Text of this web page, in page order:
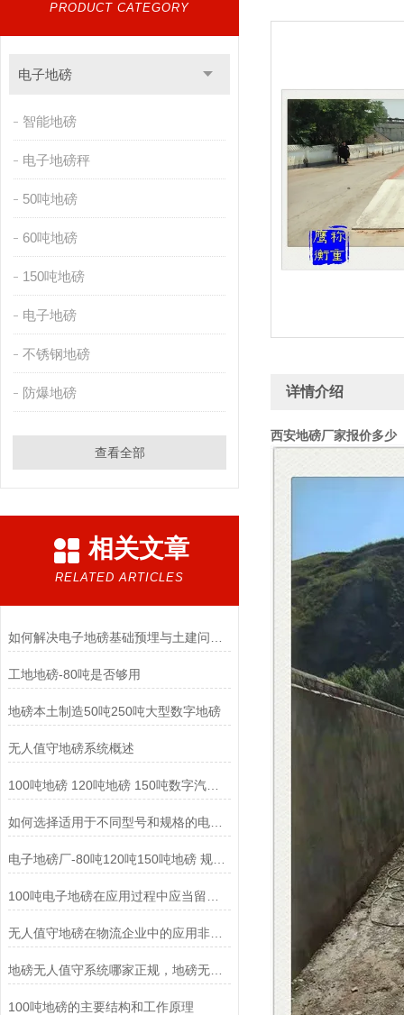
PRODUCT CATEGORY
电子地磅
智能地磅
电子地磅秤
50吨地磅
60吨地磅
150吨地磅
电子地磅
不锈钢地磅
防爆地磅
查看全部
相关文章
RELATED ARTICLES
工地地磅-80吨是否够用
地磅本土制造50吨250吨大型数字地磅
无人值守地磅系统概述
100吨地磅 120吨地磅 150吨数字汽车衡厂家
如何选择适用于不同型号和规格的电子地磅?
电子地磅厂-80吨120吨150吨地磅 规格可定制
无人值守地磅在物流企业中的应用非常广泛
地磅无人值守系统哪家正规，地磅无人值守系统维修
100吨地磅的主要结构和工作原理
详情介绍
西安地磅厂家报价多少